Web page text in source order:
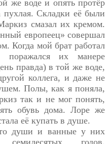
же воде и опять протёр
пухлая. Складки её были
смазал их кремом.
европеец» совершал
Когда мой брат работал
их манере
правда) в той же воде,
коллега, и даже не
Полы, как я поняла,
так и не мог понять,
обувь дома. Лоре же
её купать в душе.
души и ванные у них
годов.